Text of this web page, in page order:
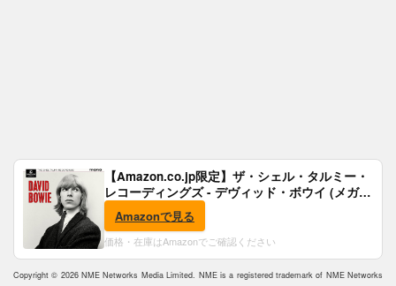
【Amazon.co.jp限定】ザ・シェル・タルミー・
レコーディングズ - デヴィッド・ボウイ (メガジ
ャケ付)
Amazonで見る
価格・在庫はAmazonでご確認ください
Copyright © 2026 NME Networks Media Limited. NME is a registered trademark of NME Networks